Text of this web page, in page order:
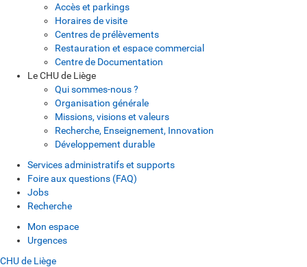
Accès et parkings
Horaires de visite
Centres de prélèvements
Restauration et espace commercial
Centre de Documentation
Le CHU de Liège
Qui sommes-nous ?
Organisation générale
Missions, visions et valeurs
Recherche, Enseignement, Innovation
Développement durable
Services administratifs et supports
Foire aux questions (FAQ)
Jobs
Recherche
Mon espace
Urgences
CHU de Liège